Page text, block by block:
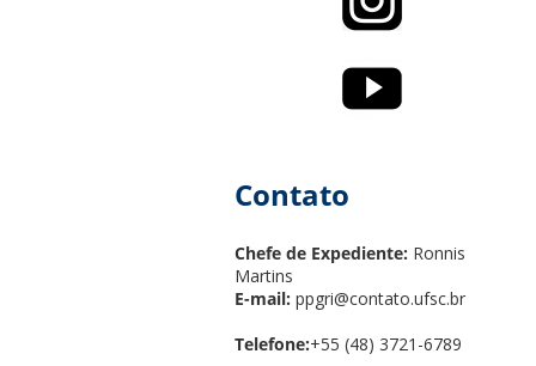
Contato
Chefe de Expediente: Ronnis
Martins
E-mail: ppgri@contato.ufsc.br
Telefone:+55 (48) 3721-6789